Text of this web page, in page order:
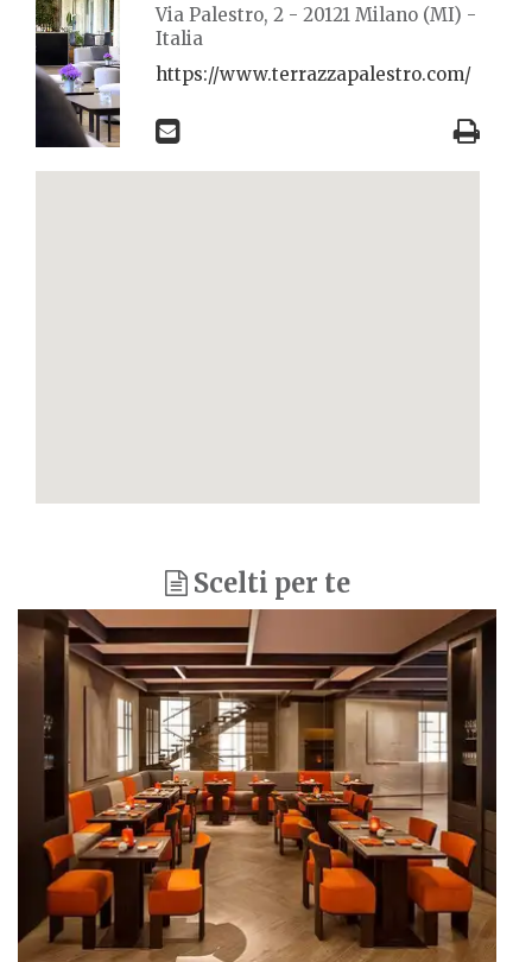
Via Palestro, 2 - 20121 Milano (MI) -
Italia
https://www.terrazzapalestro.com/
Scelti per te